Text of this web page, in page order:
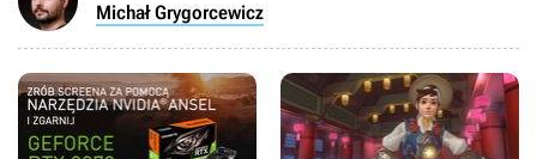
Michał Grygorcewicz